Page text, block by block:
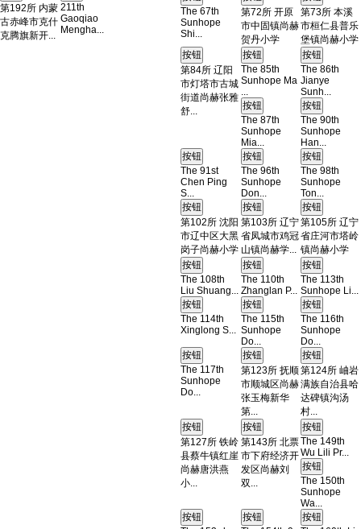
第192所 内蒙
古赤峰市克什
克腾旗新开...
211th
Gaoqiao
Mengha...
The 67th
Sunhope
Shi...
第72所 开原
市中固镇尚赫
贺丹小学
第73所 本溪
市桓仁县普乐
堡镇尚赫小学
第84所 辽阳
市灯塔市古城
街道尚赫张雅
舒...
The 85th
Sunhope Ma
...
The 86th
Jianye
Sunh...
The 87th
Sunhope
Mia...
The 90th
Sunhope
Han...
The 91st
Chen Ping
S...
The 96th
Sunhope
Don...
The 98th
Sunhope
Ton...
第102所 沈阳
市辽中区大黑
岗子尚赫小学
第103所 辽宁
省凤城市鸡冠
山镇尚赫学...
第105所 辽宁
省庄河市塔岭
镇尚赫小学
The 108th
Liu Shuang...
The 110th
Zhanglan P...
The 113th
Sunhope Li...
The 114th
Xinglong S...
The 115th
Sunhope
Do...
The 116th
Sunhope
Do...
The 117th
Sunhope
Do...
第123所 抚顺
市顺城区尚赫
张玉梅新华
第...
第124所 岫岩
满族自治县哈
达碑镇沟汤
村...
第127所 铁岭
县蔡牛镇红崖
尚赫唐洪燕
小...
第143所 北票
市下府经济开
发区尚赫刘
双...
The 149th
Wu Lili Pr...
The 150th
Sunhope
Wa...